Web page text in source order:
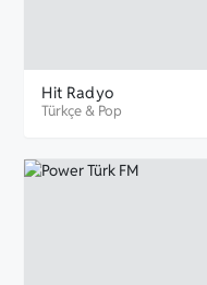
Hit Radyo
Türkçe& Pop